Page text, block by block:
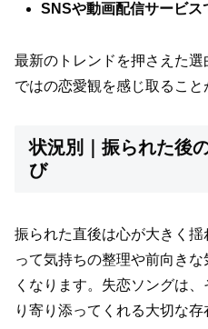
SNSや動画配信サービス
最新のトレンドを押さえた
ではの恋愛観を感じ取ること
状況別｜振られた後
び
振られた直後は心が大きく
って気持ちの整理や前向き
くなります。失恋ソングは
り寄り添ってくれる大切な